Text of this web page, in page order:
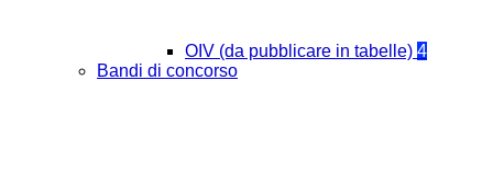
OIV (da pubblicare in tabelle) 4
Bandi di concorso